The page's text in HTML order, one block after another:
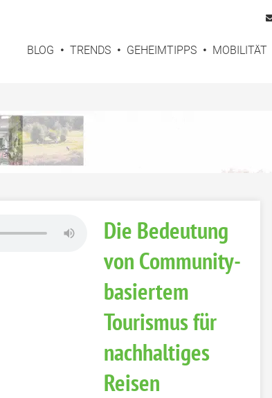
BLOG TRENDS GEHEIMTIPPS MOBILITÄT
Die Bedeutung
von Community-
basiertem
Tourismus für
nachhaltiges
Reisen